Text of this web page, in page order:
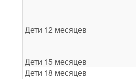
Дети 12 месяцев
Дети 15 месяцев
Дети 18 месяцев